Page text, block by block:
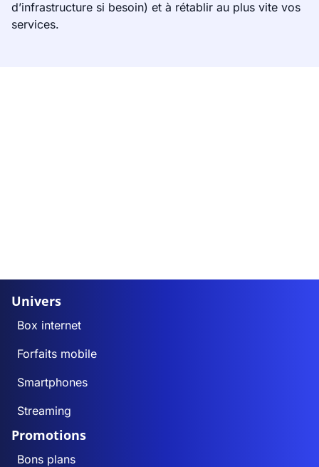
d’infrastructure si besoin) et à rétablir au plus vite vos
services.
Univers
Box internet
Forfaits mobile
Smartphones
Streaming
Promotions
Bons plans